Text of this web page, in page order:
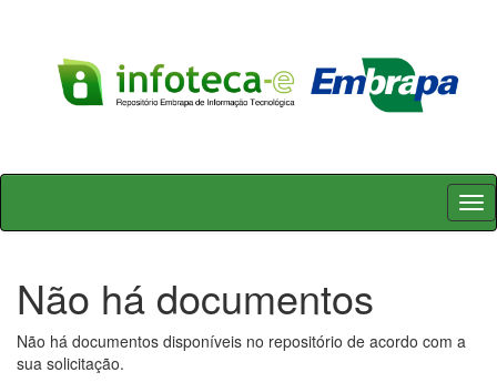
Skip
Não há documentos
Não há documentos disponíveis no repositório de acordo com a
sua solicitação.